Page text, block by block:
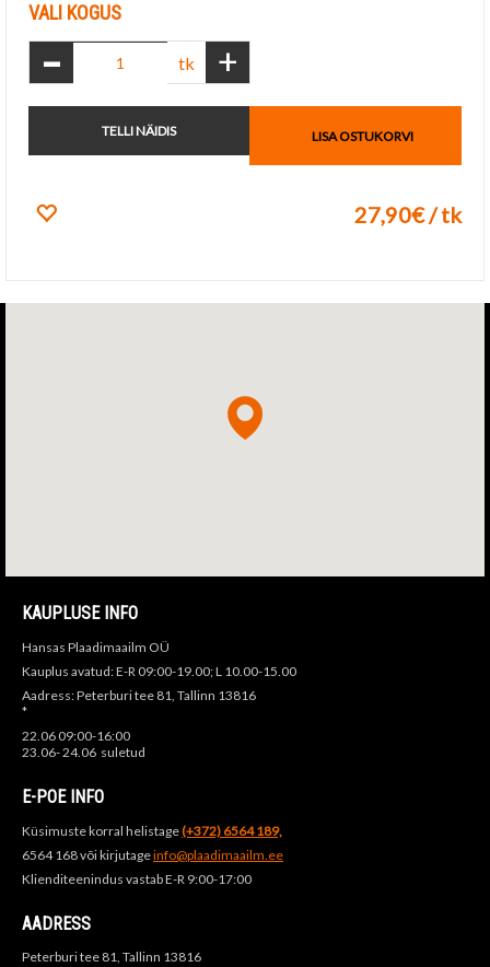
VALI KOGUS
- tk +
TELLI NÄIDIS LISA OSTUKORVI
27,90€ / tk
KAUPLUSE INFO
Hansas Plaadimaailm OÜ
Kauplus avatud: E-R 09:00-19.00; L 10.00-15.00
Aadress: Peterburi tee 81, Tallinn 13816
*
22.06 09:00-16:00
23.06- 24.06 suletud
E-POE INFO
Küsimuste korral helistage(+372) 6564 189,
6564 168 või kirjutageinfo@plaadimaailm.ee
Klienditeenindus vastab E-R 9:00-17:00
AADRESS
Peterburi tee 81, Tallinn 13816